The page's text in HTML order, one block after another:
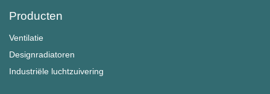
Producten
Ventilatie
Designradiatoren
Industriële luchtzuivering